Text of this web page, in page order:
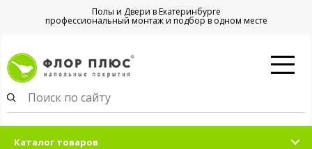
Полы и Двери в Екатеринбурге
профессиональный монтаж и подбор в одном месте
Каталог товаров